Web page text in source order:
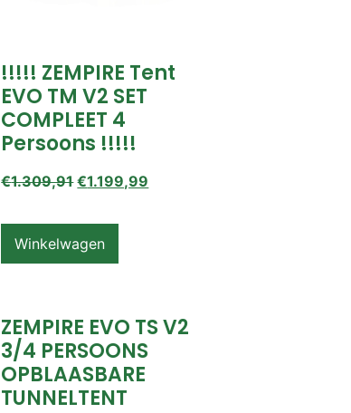
!!!!! ZEMPIRE Tent
EVO TM V2 SET
COMPLEET 4
Persoons !!!!!
€1.309,91 €1.199,99
Winkelwagen
ZEMPIRE EVO TS V2
3/4 PERSOONS
OPBLAASBARE
TUNNELTENT